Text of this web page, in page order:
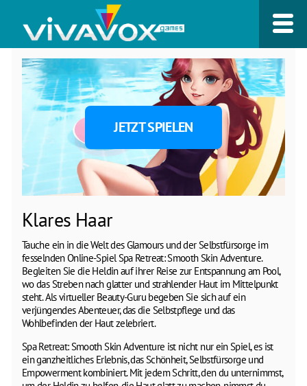
JETZT SPIELEN
Klares Haar
Tauche ein in die Welt des Glamours und der Selbstfürsorge im
fesselnden Online-Spiel Spa Retreat: Smooth Skin Adventure.
Begleiten Sie die Heldin auf ihrer Reise zur Entspannung am Pool,
wo das Streben nach glatter und strahlender Haut im Mittelpunkt
steht. Als virtueller Beauty-Guru begeben Sie sich auf ein
verjüngendes Abenteuer, das die Selbstpflege und das
Wohlbefinden der Haut zelebriert.
Spa Retreat: Smooth Skin Adventure ist nicht nur ein Spiel, es ist
ein ganzheitliches Erlebnis, das Schönheit, Selbstfürsorge und
Empowerment kombiniert. Mit jedem Schritt, den du unternimmst,